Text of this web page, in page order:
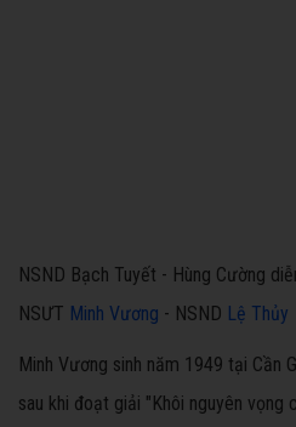
NSND Bạch Tuyết - Hùng Cường
NSƯT Minh Vương - NSND Lệ Thủy
Minh Vương sinh năm 1949 tại Cần
sau khi đoạt giải "Khôi nguyên vọng